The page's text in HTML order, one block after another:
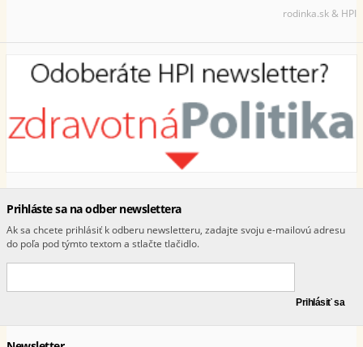
rodinka.sk & HPI
Prihláste sa na odber newslettera
Ak sa chcete prihlásiť k odberu newsletteru, zadajte svoju e-mailovú adresu
do poľa pod týmto textom a stlačte tlačidlo.